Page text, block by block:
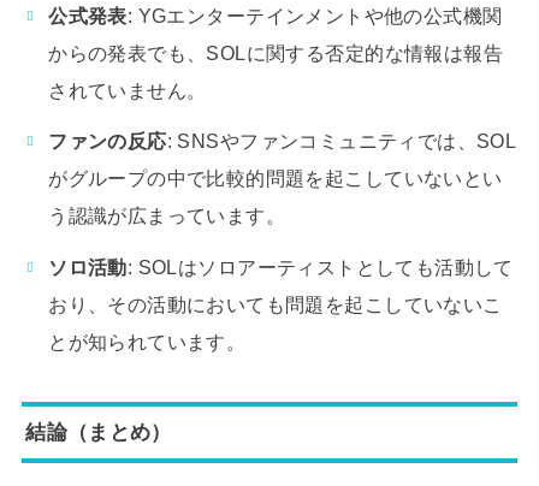
公式発表: YGエンターテインメントや他の公式機関
からの発表でも、SOLに関する否定的な情報は報告
されていません。
ファンの反応: SNSやファンコミュニティでは、SOL
がグループの中で比較的問題を起こしていないとい
う認識が広まっています。
ソロ活動: SOLはソロアーティストとしても活動して
おり、その活動においても問題を起こしていないこ
とが知られています。
結論（まとめ）